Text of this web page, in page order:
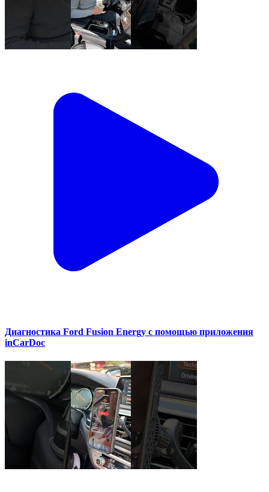
Диагностика Ford Fusion Energy с помощью приложения
inCarDoc